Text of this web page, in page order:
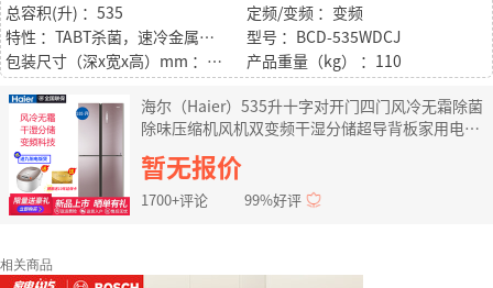
总容积(升) ：535
定频/变频 ：变频
特性 ：TABT杀菌，速冷金属背板，干湿分储，双变频技术
型号 ：BCD-535WDCJ
包装尺寸（深x宽x高）mm ：730*850*1830
产品重量（kg） ：110
海尔（Haier）535升十字对开门四门风冷无霜除菌
除味压缩机风机双变频干湿分储超导背板家用电冰
箱 BCD-535WDCJ
暂无报价
1700+评论 99%好评
相关商品